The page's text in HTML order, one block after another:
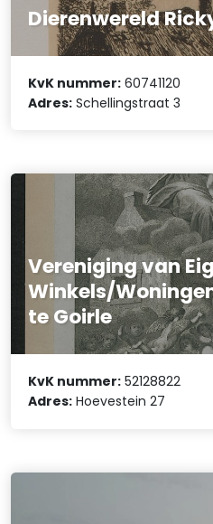
Dierenwereld
KvK nummer: 60741120
Adres: Schellingstraat 3
Vereniging van
Winkels/
te Goirle
KvK nummer: 52128822
Adres: Hoevestein 27